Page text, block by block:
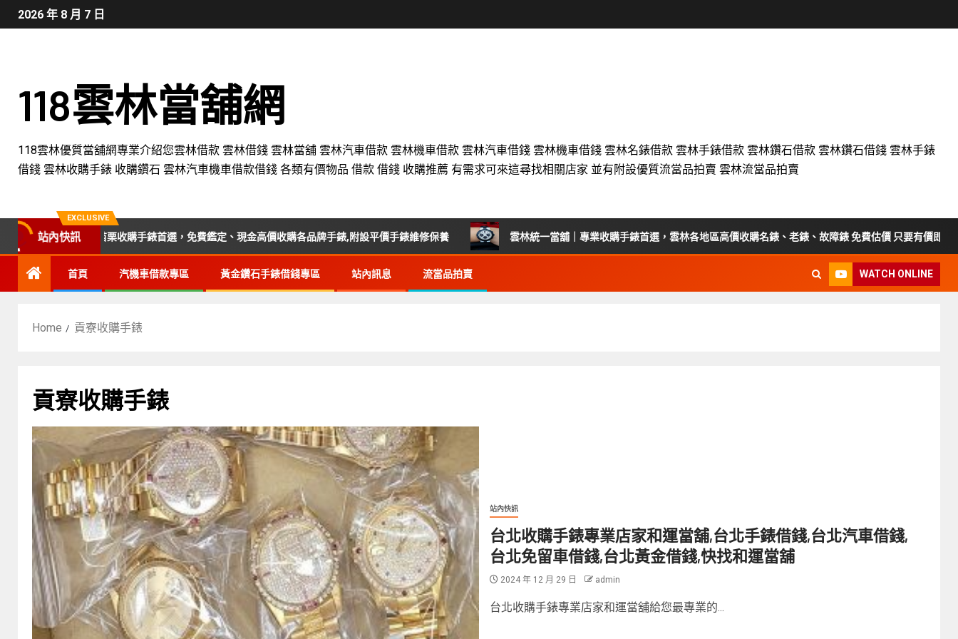
2026 年 8 月 7 日
118雲林當舖網
118雲林優質當舖網專業介紹您雲林借款 雲林借錢 雲林當舖 雲林汽車借款 雲林機車借款 雲林汽車借錢 雲林機車借錢 雲林名錶借款 雲林手錶借款 雲林鑽石借款 雲林鑽石借錢 雲林手錶
借錢 雲林收購手錶 收購鑽石 雲林汽車機車借款借錢 各類有價物品 借款 借錢 收購推薦 有需求可來這尋找相關店家 並有附設優質流當品拍賣 雲林流當品拍賣
EXCLUSIVE
站內快訊
彰化、南投、苗栗收購手錶首選，免費鑑定、現金高價收購各品牌手錶,附設平價手錶維修保養 雲林統一當舖｜專業收購手錶首選，雲林各地區高價收購名錶、老錶、故障錶 免費估價 只要有價即收
首頁 汽機車借款專區 黃金鑽石手錶借錢專區 站內訊息 流當品拍賣 WATCH ONLINE
Home 貢寮收購手錶
貢寮收購手錶
站內快訊
台北收購手錶專業店家和運當舖,台北手錶借錢,台北汽車借錢,
台北免留車借錢,台北黃金借錢,快找和運當舖
2024 年 12 月 29 日 admin
台北收購手錶專業店家和運當舖給您最專業的...